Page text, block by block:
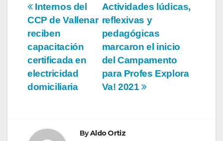
Navegación
de
entradas
Actividades lúdicas,
reflexivas y
pedagógicas
marcaron el inicio
del Campamento
para Profes Explora
Va! 2021
Internos del
CCP de Vallenar
reciben
capacitación
certificada en
electricidad
domiciliaria
ByAldo Ortiz